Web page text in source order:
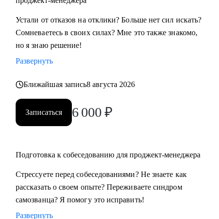
с нуля
• Проджект-менеджерам бизнеc-проектов в сферах:
розничной торговли, электронной коммерции, финтеха и
информационной безопасности
офиса
• Всем, кто хочет сменить карьеру и не знает с чего начать
• Тем, кто не ищет "успешный успех", а готов планомерно
и упорно работать над собой
Устали от отказов на отклики? Больше нет сил искать?
Сомневаетесь в своих силах? Мне это также знакомо,
но я знаю решение!
Развернуть
Ближайшая запись8 августа 2026
Записаться 6 000 ₽
Подготовка к собеседованию для проджект-менеджера
Стрессуете перед собеседованиями? Не знаете как
рассказать о своем опыте? Переживаете синдром
самозванца? Я помогу это исправить!
Развернуть